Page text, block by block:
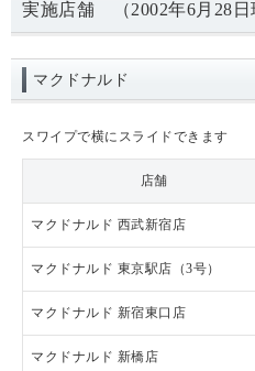
実施店舗 （2002年6月28日
マクドナルド
スワイプで横にスライドできます
店舗
マクドナルド 西武新宿店
マクドナルド 東京駅店（3号）
マクドナルド 新宿東口店
マクドナルド 新橋店